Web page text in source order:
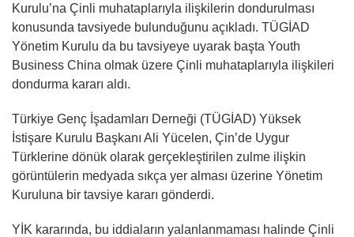
Kurulu’na Çinli muhataplarıyla ilişkilerin dondurulması
konusunda tavsiyede bulunduğunu açıkladı. TÜGİAD
Yönetim Kurulu da bu tavsiyeye uyarak başta Youth
Business China olmak üzere Çinli muhataplarıyla ilişkileri
dondurma kararı aldı.
Türkiye Genç İşadamları Derneği (TÜGİAD) Yüksek
İstişare Kurulu Başkanı Ali Yücelen, Çin’de Uygur
Türklerine dönük olarak gerçekleştirilen zulme ilişkin
görüntülerin medyada sıkça yer alması üzerine Yönetim
Kuruluna bir tavsiye kararı gönderdi.
YİK kararında, bu iddiaların yalanlanmaması halinde Çinli